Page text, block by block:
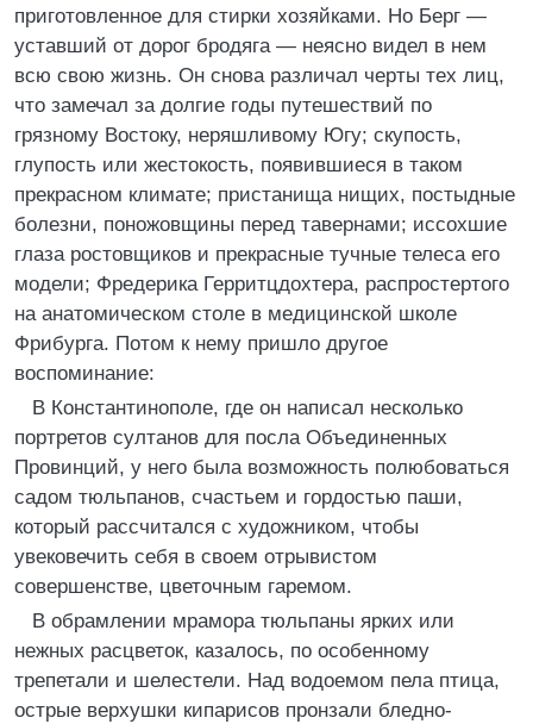
приготовленное для стирки хозяйками. Но Берг —
уставший от дорог бродяга — неясно видел в нем
всю свою жизнь. Он снова различал черты тех лиц,
что замечал за долгие годы путешествий по
грязному Востоку, неряшливому Югу; скупость,
глупость или жестокость, появившиеся в таком
прекрасном климате; пристанища нищих, постыдные
болезни, поножовщины перед тавернами; иссохшие
глаза ростовщиков и прекрасные тучные телеса его
модели; Фредерика Герритцдохтера, распростертого
на анатомическом столе в медицинской школе
Фрибурга. Потом к нему пришло другое
воспоминание:
В Константинополе, где он написал несколько
портретов султанов для посла Объединенных
Провинций, у него была возможность полюбоваться
садом тюльпанов, счастьем и гордостью паши,
который рассчитался с художником, чтобы
увековечить себя в своем отрывистом
совершенстве, цветочным гаремом.
В обрамлении мрамора тюльпаны ярких или
нежных расцветок, казалось, по особенному
трепетали и шелестели. Над водоемом пела птица,
острые верхушки кипарисов пронзали бледно-